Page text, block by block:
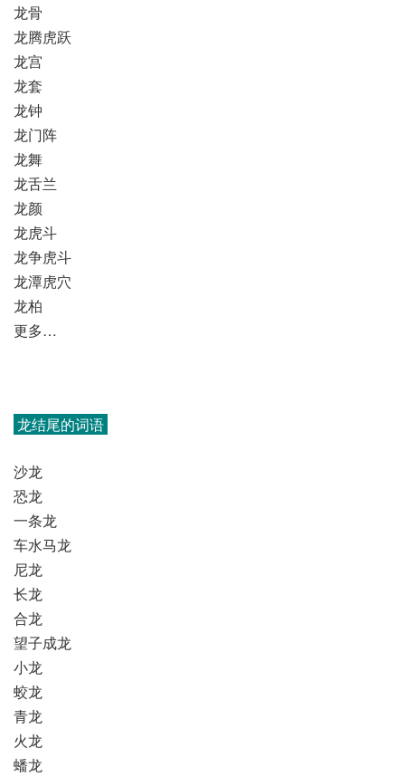
龙骨
龙腾虎跃
龙宫
龙套
龙钟
龙门阵
龙舞
龙舌兰
龙颜
龙虎斗
龙争虎斗
龙潭虎穴
龙柏
更多…
龙结尾的词语
沙龙
恐龙
一条龙
车水马龙
尼龙
长龙
合龙
望子成龙
小龙
蛟龙
青龙
火龙
蟠龙